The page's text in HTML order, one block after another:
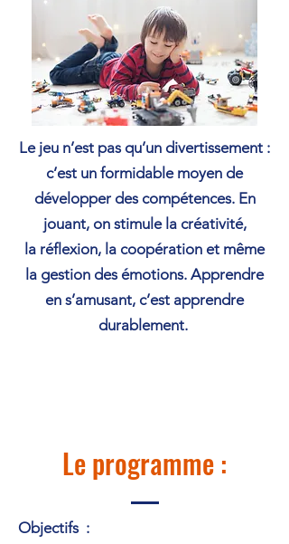
Le jeu n’est pas qu’un divertissement :
c’est un formidable moyen de
développer des compétences. En
jouant, on stimule la créativité,
la réflexion, la coopération et même
la gestion des émotions. Apprendre
en s’amusant, c’est apprendre
durablement.
Le programme :
Objectifs :